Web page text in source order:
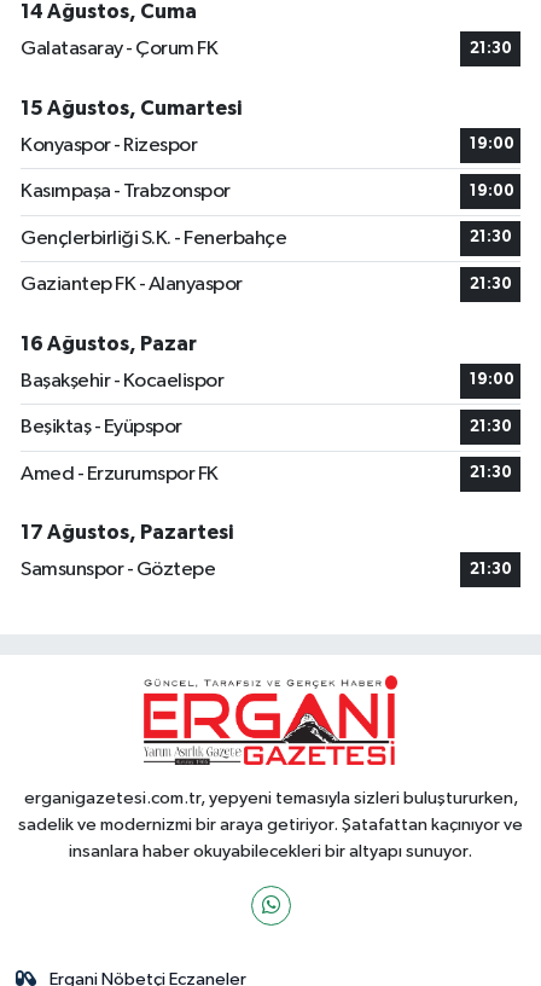
14 Ağustos, Cuma
Galatasaray - Çorum FK
21:30
15 Ağustos, Cumartesi
Konyaspor - Rizespor
19:00
Kasımpaşa - Trabzonspor 19:00
Gençlerbirliği S.K. - Fenerbahçe 21:30
Gaziantep FK - Alanyaspor 21:30
16 Ağustos, Pazar
Başakşehir - Kocaelispor
19:00
Beşiktaş - Eyüpspor 21:30
Amed - Erzurumspor FK 21:30
17 Ağustos, Pazartesi
Samsunspor - Göztepe
21:30
erganigazetesi.com.tr, yepyeni temasıyla sizleri buluştururken,
sadelik ve modernizmi bir araya getiriyor. Şatafattan kaçınıyor ve
insanlara haber okuyabilecekleri bir altyapı sunuyor.
Ergani Nöbetçi Eczaneler